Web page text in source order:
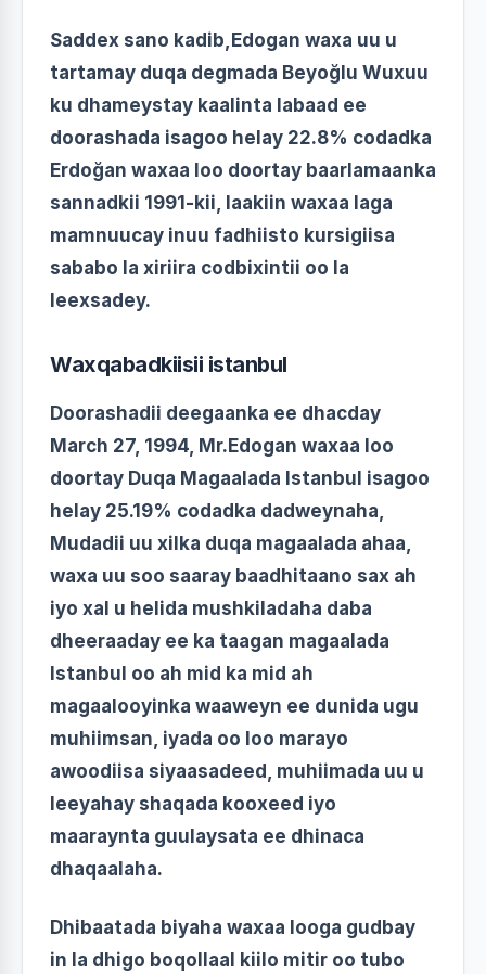
Saddex sano kadib,Edogan waxa uu u
tartamay duqa degmada Beyoğlu Wuxuu
ku dhameystay kaalinta labaad ee
doorashada isagoo helay 22.8% codadka
Erdoğan waxaa loo doortay baarlamaanka
sannadkii 1991-kii, laakiin waxaa laga
mamnuucay inuu fadhiisto kursigiisa
sababo la xiriira codbixintii oo la
leexsadey.
Waxqabadkiisii istanbul
Doorashadii deegaanka ee dhacday
March 27, 1994, Mr.Edogan waxaa loo
doortay Duqa Magaalada Istanbul isagoo
helay 25.19% codadka dadweynaha,
Mudadii uu xilka duqa magaalada ahaa,
waxa uu soo saaray baadhitaano sax ah
iyo xal u helida mushkiladaha daba
dheeraaday ee ka taagan magaalada
Istanbul oo ah mid ka mid ah
magaalooyinka waaweyn ee dunida ugu
muhiimsan, iyada oo loo marayo
awoodiisa siyaasadeed, muhiimada uu u
leeyahay shaqada kooxeed iyo
maaraynta guulaysata ee dhinaca
dhaqaalaha.
Dhibaatada biyaha waxaa looga gudbay
in la dhigo boqollaal kiilo mitir oo tubo